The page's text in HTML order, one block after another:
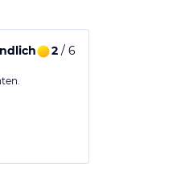
und unbemüht
2/ 6